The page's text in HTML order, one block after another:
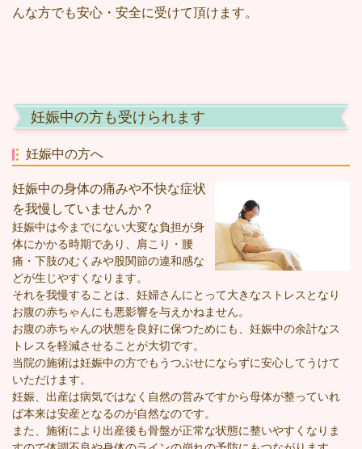
んな方でも安心・安全に受けて頂けます。
妊娠中の方も受けられます
妊娠中の方へ
妊娠中の身体の痛みや不快な症状
を我慢していませんか？
妊娠中は今までにない大変な負担が身
体にかかる時期であり、肩こり・腰
痛・下肢のむくみや股関節の違和感な
どが生じやすくなります。
それを我慢することは、妊婦さんにとって大きなストレスとなり
お腹の赤ちゃんにも悪影響を与えかねません。
お腹の赤ちゃんの状態を良好に保つためにも、妊娠中の余計なス
トレスを軽減させることが大切です。
当院の施術は妊娠中の方でもうつぶせにならずに安心してうけて
いただけます。
妊娠、出産は病気ではなく自然の営みですから母体が整っていれ
ば本来は安産となるのが自然なのです。
また、施術により出産後も骨盤が正常な状態に整いやすくなりま